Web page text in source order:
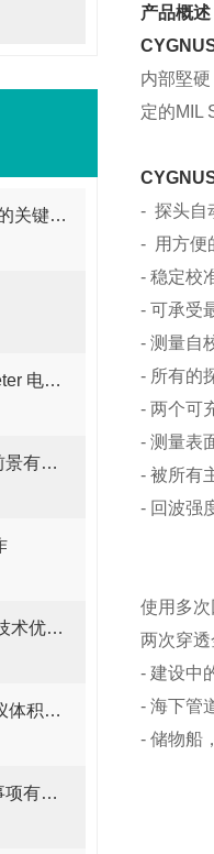
38DL测厚仪是保证产品质量的关键工具之一
浅析Buckleys BathyCorrometer 电位计的测定步骤
HI1710A微波漏能仪的市场前景有望改善
Tempos Meter热特性分析仪技术优势：快速、无损与广泛适用性
PPM HTV/HTV-M 甲醛检测仪体积小巧、重量轻便
UltraTEV Plus+的操作注意事项有几步
产品概述
内部堅
定的MIL
- 探头自
- 用方便
- 稳定校
- 可承受
- 测量自
- 所有的
- 两个可
- 测量表
- 被所有
- 回波强
使用多
两次穿
- 建设中
- 海下管
- 储物船